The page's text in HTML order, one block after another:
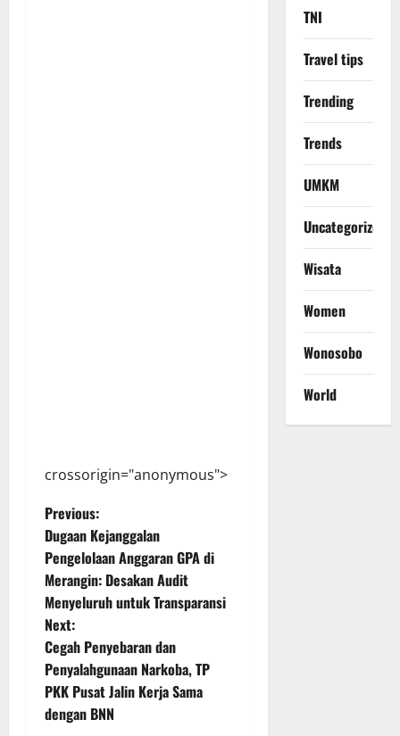
crossorigin="anonymous">
P
o
s
t
n
a
Previous:
Dugaan Kejanggalan
Pengelolaan Anggaran GPA di
Merangin: Desakan Audit
Menyeluruh untuk Transparansi
Next:
Cegah Penyebaran dan
Penyalahgunaan Narkoba, TP
PKK Pusat Jalin Kerja Sama
dengan BNN
TNI
Travel tips
Trending
Trends
UMKM
Uncategorized
Wisata
Women
Wonosobo
World